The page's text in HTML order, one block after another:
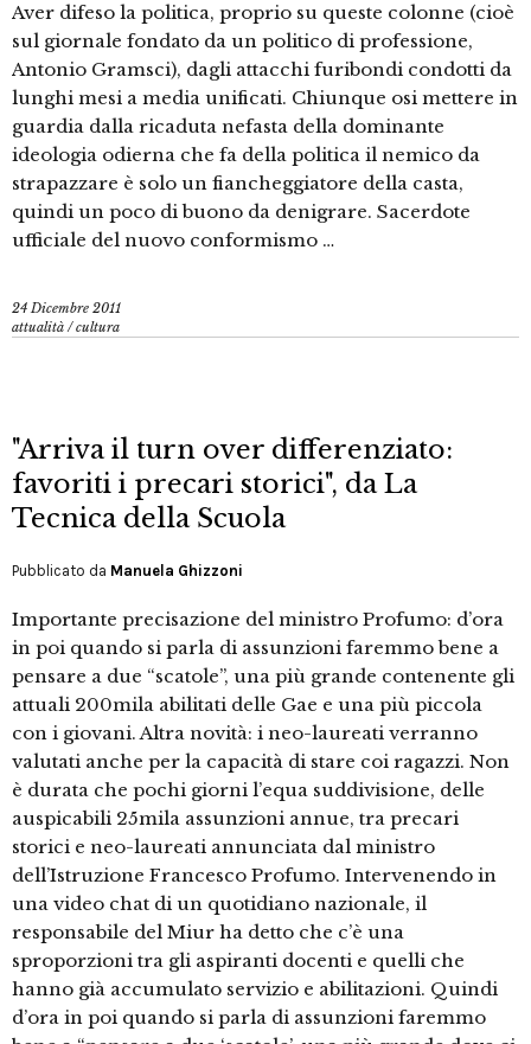
Aver difeso la politica, proprio su queste colonne (cioè
sul giornale fondato da un politico di professione,
Antonio Gramsci), dagli attacchi furibondi condotti da
lunghi mesi a media unificati. Chiunque osi mettere in
guardia dalla ricaduta nefasta della dominante
ideologia odierna che fa della politica il nemico da
strapazzare è solo un fiancheggiatore della casta,
quindi un poco di buono da denigrare. Sacerdote
ufficiale del nuovo conformismo …
24 Dicembre 2011
attualità /cultura
"Arriva il turn over differenziato:
favoriti i precari storici", da La
Tecnica della Scuola
Pubblicato da Manuela Ghizzoni
Importante precisazione del ministro Profumo: d’ora
in poi quando si parla di assunzioni faremmo bene a
pensare a due “scatole”, una più grande contenente gli
attuali 200mila abilitati delle Gae e una più piccola
con i giovani. Altra novità: i neo-laureati verranno
valutati anche per la capacità di stare coi ragazzi. Non
è durata che pochi giorni l’equa suddivisione, delle
auspicabili 25mila assunzioni annue, tra precari
storici e neo-laureati annunciata dal ministro
dell’Istruzione Francesco Profumo. Intervenendo in
una video chat di un quotidiano nazionale, il
responsabile del Miur ha detto che c’è una
sproporzioni tra gli aspiranti docenti e quelli che
hanno già accumulato servizio e abilitazioni. Quindi
d’ora in poi quando si parla di assunzioni faremmo